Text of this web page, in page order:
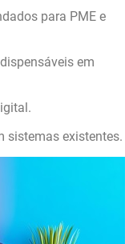
para PME e
em
sistemas existentes.